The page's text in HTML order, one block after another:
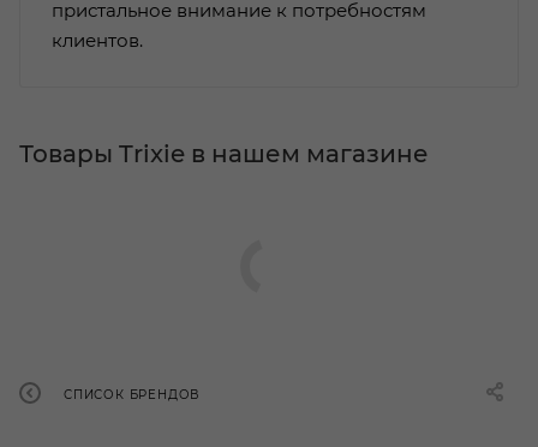
пристальное внимание к потребностям
клиентов.
Товары Trixie в нашем магазине
СПИСОК БРЕНДОВ